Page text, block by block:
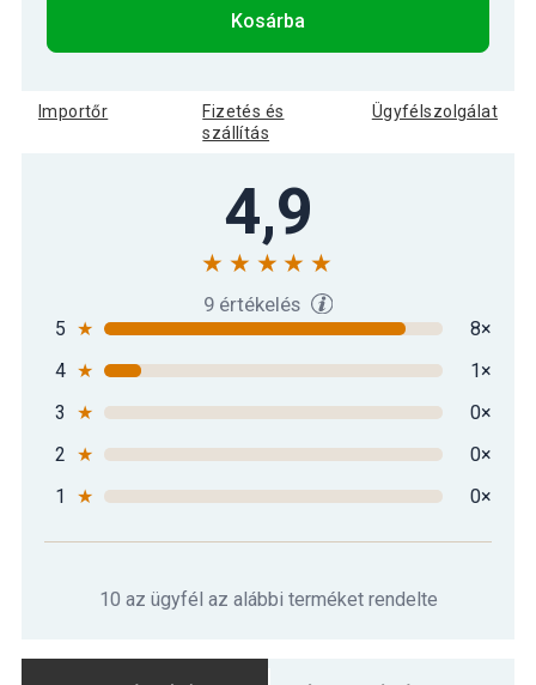
Kosárba
Importőr
Fizetés és
szállítás
Ügyfélszolgálat
4,9
9 értékelés
5 ★
8×
4 ★
1×
3
★
0×
2 ★
0×
1
★ 0×
10 az ügyfél az alábbi terméket rendelte